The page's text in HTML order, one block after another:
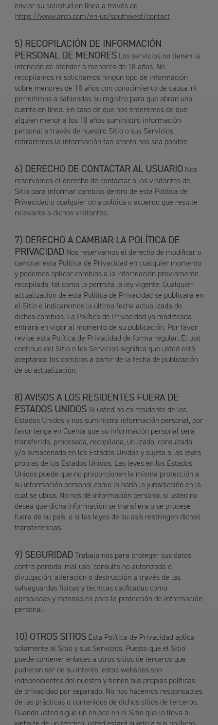
enviar su solicitud en línea a través de
https://www.arco.com/en-us/southwest/contact.
RECOPILACIÓN DE INFORMACIÓN
PERSONAL DE MENORES Los servicios no tienen la
intención de atender a menores de 18 años. No
recopilamos ni solicitamos ningún tipo de información
sobre menores de 18 años con conocimiento de causa. ni
permitimos a sabiendas su registro para que abran una
cuenta en línea. En caso de que nos enteremos de que
alguien menor a los 18 años suministró información
personal a través de nuestro Sitio o sus Servicios,
retiraremos la información tan pronto nos sea posible.
DERECHO DE CONTACTAR AL USUARIO Nos
reservamos el derecho de contactar a los visitantes del
Sitio para informar cambios dentro de esta Política de
Privacidad o cualquier otra política o acuerdo que resulte
relevante a dichos visitantes.
DERECHO A CAMBIAR LA POLÍTICA DE
PRIVACIDAD Nos reservamos el derecho de modificar o
cambiar esta Política de Privacidad en cualquier momento
y podemos aplicar cambios a la información previamente
recopilada, tal como lo permita la ley vigente. Cualquier
actualización de esta Política de Privacidad se publicará en
el Sitio e indicaremos la última fecha actualizada de
dichos cambios. La Política de Privacidad ya modificada
entrará en vigor al momento de su publicación. Por favor
revise esta Política de Privacidad de forma regular. El uso
continuo del Sitio o los Servicios significa que usted está
aceptando los cambios a partir de la fecha de publicación
de su actualización.
AVISOS A LOS RESIDENTES FUERA DE
ESTADOS UNIDOS Si usted no es residente de los
Estados Unidos y nos suministra información personal, por
favor tenga en Cuenta que su información personal será
transferida, procesada, recopilada, utilizada, consultada
y/o almacenada en los Estados Unidos y sujeta a las leyes
propias de los Estados Unidos. Las leyes en los Estados
Unidos puede que no proporcionen la misma protección a
su información personal como lo haría la jurisdicción en la
cual se ubica. No nos dé información personal si usted no
desea que dicha información se transfiera o se procese
fuera de su país, o si las leyes de su país restringen dichas
transferencias.
SEGURIDAD Trabajamos para proteger sus datos
contra perdida, mal uso, consulta no autorizada o
divulgación, alteración o destrucción a través de las
salvaguardas físicas y técnicas calificadas como
apropiadas y razonables para la protección de información
personal.
OTROS SITIOS Esta Política de Privacidad aplica
solamente al Sitio y sus Servicios. Puesto que el Sitio
puede contener enlaces a otros sitios de terceros que
pudieran ser de su interés, estos websites son
independientes del nuestro y tienen sus propias políticas
de privacidad por separado. No nos hacemos responsables
de las prácticas o contenidos de dichos sitios de terceros.
Cuando usted sigue un enlace en el Sitio que lo lleva al